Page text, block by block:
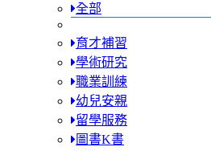
全部
育才補習
學術研究
職業訓練
幼兒安親
留學服務
圖書K書